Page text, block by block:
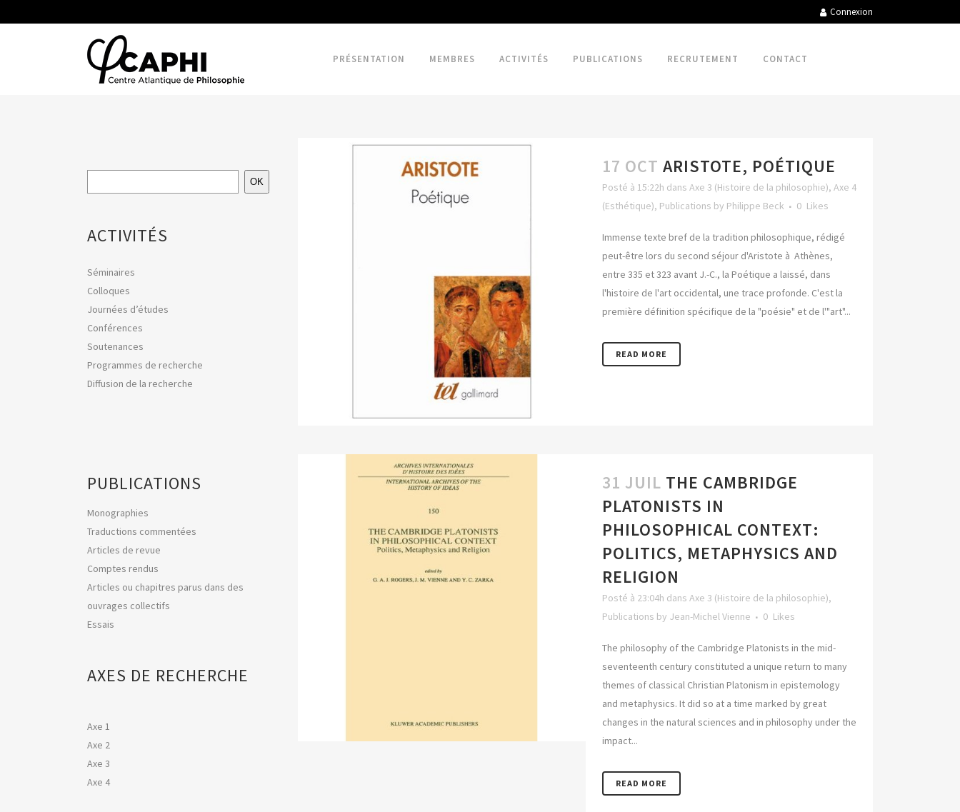
Connexion
PRÉSENTATION MEMBRES ACTIVITÉS PUBLICATIONS RECRUTEMENT CONTACT
OK
ACTIVITÉS
Séminaires
Colloques
Journées d’études
Conférences
Soutenances
Programmes de recherche
Diffusion de la recherche
PUBLICATIONS
Monographies
Traductions commentées
Articles de revue
Comptes rendus
Articles ou chapitres parus dans des
ouvrages collectifs
Essais
AXES DE RECHERCHE
Axe 1
Axe 2
Axe 3
Axe 4
17 OCT ARISTOTE, POÉTIQUE
Posté à 15:22h dans Axe 3 (Histoire de la philosophie), Axe 4
(Esthétique), Publications by Philippe Beck 0 Likes
Immense texte bref de la tradition philosophique, rédigé
peut-être lors du second séjour d'Aristote à Athènes,
entre 335 et 323 avant J.-C., la Poétique a laissé, dans
l'histoire de l'art occidental, une trace profonde. C'est la
première définition spécifique de la "poésie" et de l'"art"...
READ MORE
31 JUIL THE CAMBRIDGE
PLATONISTS IN
PHILOSOPHICAL CONTEXT:
POLITICS, METAPHYSICS AND
RELIGION
Posté à 23:04h dans Axe 3 (Histoire de la philosophie),
Publications by Jean-Michel Vienne 0 Likes
The philosophy of the Cambridge Platonists in the mid-
seventeenth century constituted a unique return to many
themes of classical Christian Platonism in epistemology
and metaphysics. It did so at a time marked by great
changes in the natural sciences and in philosophy under the
impact...
READ MORE